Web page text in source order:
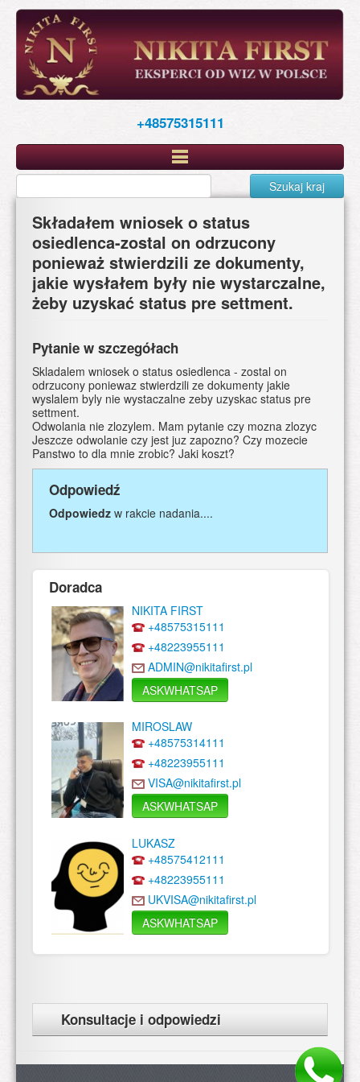
Skip
main
content
+48575315111
Szukaj kraj
Składałem wniosek o status
osiedlenca-zostal on odrzucony
ponieważ stwierdzili ze dokumenty,
jakie wysłałem były nie wystarczalne,
żeby uzyskać status pre settment.
Pytanie w szczegółach
Skladalem wniosek o status osiedlenca - zostal on
odrzucony poniewaz stwierdzili ze dokumenty jakie
wyslalem byly nie wystaczalne zeby uzyskac status pre
settment.
Odwolania nie zlozylem. Mam pytanie czy mozna zlozyc
Jeszcze odwolanie czy jest juz zapozno? Czy mozecie
Panstwo to dla mnie zrobic? Jaki koszt?
Odpowiedź
Odpowiedz w rakcie nadania....
Doradca
NIKITA FIRST
+48575315111
+48223955111
ADMIN@nikitafirst.pl
ASKWHATSAP
MIROSLAW
+48575314111
+48223955111
VISA@nikitafirst.pl
ASKWHATSAP
LUKASZ
+48575412111
+48223955111
UKVISA@nikitafirst.pl
ASKWHATSAP
Konsultacje i odpowiedzi